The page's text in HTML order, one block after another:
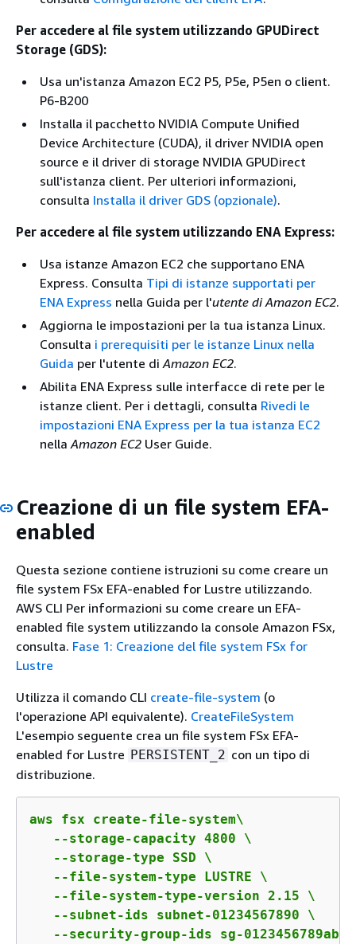
Per accedere al file system utilizzando GPUDirect
Storage (GDS):
Usa un'istanza Amazon EC2 P5, P5e, P5en o client.
P6-B200
Installa il pacchetto NVIDIA Compute Unified
Device Architecture (CUDA), il driver NVIDIA open
source e il driver di storage NVIDIA GPUDirect
sull'istanza client. Per ulteriori informazioni,
consulta Installa il driver GDS (opzionale).
Per accedere al file system utilizzando ENA Express:
Usa istanze Amazon EC2 che supportano ENA
Express. Consulta Tipi di istanze supportati per
ENA Express nella Guida per l'utente di Amazon EC2.
Aggiorna le impostazioni per la tua istanza Linux.
Consulta i prerequisiti per le istanze Linux nella
Guida per l'utente diAmazon EC2.
Abilita ENA Express sulle interfacce di rete per le
istanze client. Per i dettagli, consulta Rivedi le
impostazioni ENA Express per la tua istanza EC2
nellaAmazon EC2 User Guide.
Creazione di un file system EFA-
enabled
Questa sezione contiene istruzioni su come creare un
file system FSx EFA-enabled for Lustre utilizzando.
AWS CLI Per informazioni su come creare un EFA-
enabled file system utilizzando la console Amazon FSx,
consulta. Fase 1: Creazione del file system FSx for
Lustre
Utilizza il comando CLI create-file-system (o
l'operazione API equivalente). CreateFileSystem
L'esempio seguente crea un file system FSx EFA-
enabled for Lustre PERSISTENT_2 con un tipo di
distribuzione.
aws fsx create-file-system\
   --storage-capacity 4800 \
   --storage-type SSD \
   --file-system-type LUSTRE \
   --file-system-type-version 2.15 \
   --subnet-ids subnet-01234567890 \
--security-group-ids sg-